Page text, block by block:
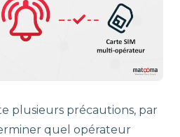
plusieurs précautions, par
quel opérateur